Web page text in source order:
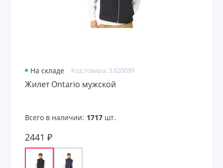
На складе Код товара: 3.820099
Жилет Ontario мужской
Всего в наличии: 1717шт.
2441 ₽